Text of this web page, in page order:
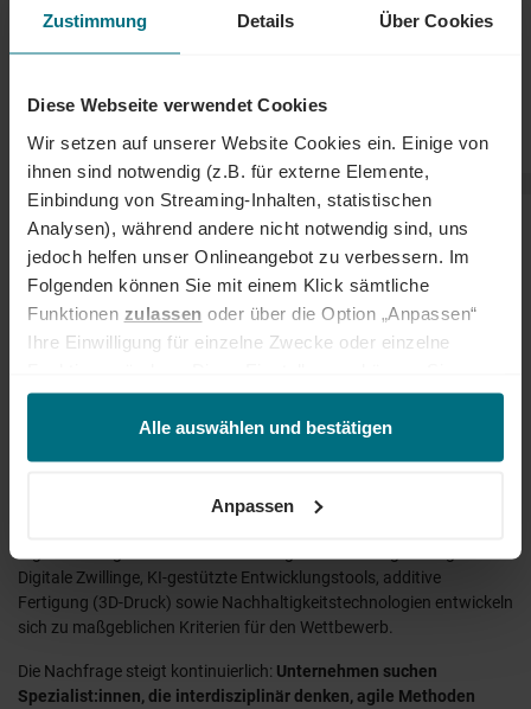
Zustimmung Details Über Cookies
Diese Webseite verwendet Cookies
Wir setzen auf unserer Website Cookies ein. Einige von
ihnen sind notwendig (z.B. für externe Elemente,
Einbindung von Streaming-Inhalten, statistischen
Analysen), während andere nicht notwendig sind, uns
jedoch helfen unser Onlineangebot zu verbessern. Im
Folgenden können Sie mit einem Klick sämtliche
Funktionen zulassen oder über die Option „Anpassen“
Ihre Einwilligung für einzelne Zwecke oder einzelne
jederzeit über unserenCookie-Hinweisaufrufen
und/oder nachträglich jederzeit anpassen. Weitere
Informationen erhalten Sie über unseren
Alle auswählen und bestätigen
Anpassen
EINSATZFELDER UND BRANCHEN
Engineering-Spezialist:innen sind in vielen Industrien gefragt. Ein
besonders großer Bedarf besteht in der Automobilindustrie, im
Maschinenbau, in der Energietechnik (Windkraft, Photovoltaik,
Wasserstoff), in der Luft- und Raumfahrt, in der Medizintechnik
Voraussetzungen für Deine Karriere bietet.
Digitale Zwillinge, KI-gestützte Entwicklungstools, additive
Fertigung (3D-Druck) sowie Nachhaltigkeitstechnologien entwickeln
sich zu maßgeblichen Kriterien für den Wettbewerb.
Die Nachfrage steigt kontinuierlich: Unternehmen suchen
Spezialist:innen, die interdisziplinär denken, agile Methoden